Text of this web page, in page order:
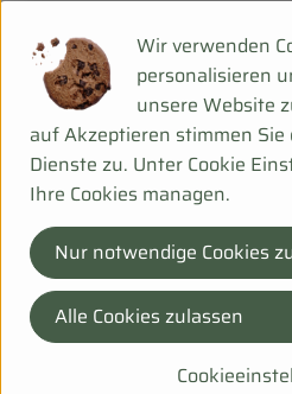
Hersteller: Rosenhof
Deutschland
zur Webseite
Rosenhof Gärtnerei
Rosenhof Naturkost GbR
Auf der Horst 30
31547 Rehburg-Loccum
Wir verwenden
personalisieren
unsere Website
auf Akzeptieren stimmen
Dienste zu. Unter Cookie
Ihre Cookies managen.
Nur notwendige Cookies
Alle Cookies zulassen